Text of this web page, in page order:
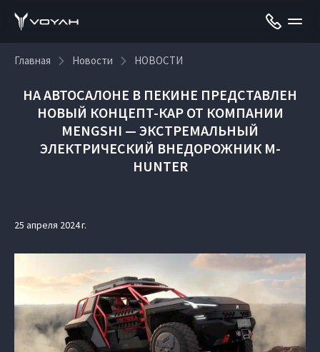
Главная Новости НОВОСТИ
НА АВТОСАЛОНЕ В ПЕКИНЕ ПРЕДСТАВЛЕН
НОВЫЙ КОНЦЕПТ-КАР ОТ КОМПАНИИ
MENGSHI — ЭКСТРЕМАЛЬНЫЙ
ЭЛЕКТРИЧЕСКИЙ ВНЕДОРОЖНИК M-
HUNTER
25 апреля 2024 г.